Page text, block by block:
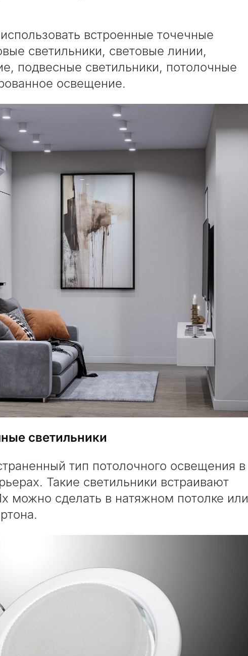
встроенные точечные
светильники, световые линии,
подвесные светильники, потолочные
освещение.
светильники
тип потолочного освещения в
Такие светильники встраивают
можно сделать в натяжном потолке или